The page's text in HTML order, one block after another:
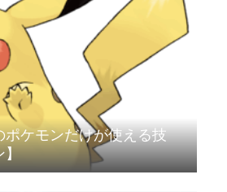
ポケモンだけが使える技
】